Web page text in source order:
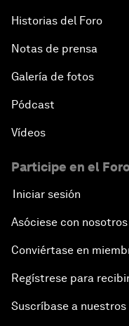
Historias del Foro
Notas de prensa
Galería de fotos
Pódcast
Vídeos
Participe en el
Iniciar sesión
Asóciese con nosotros
Conviértase en
Regístrese para
Suscríbase a